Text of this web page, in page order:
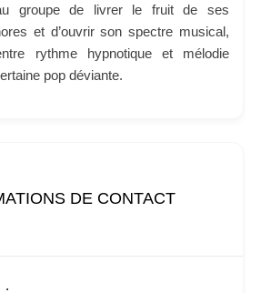
groupe de livrer le fruit de ses
et d’ouvrir son spectre musical,
rythme hypnotique et mélodie
pop déviante.
DE CONTACT